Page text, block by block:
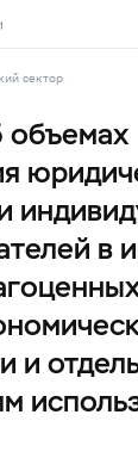
сектор
объемах
в
и